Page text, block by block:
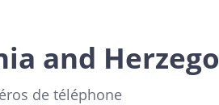
and
de téléphone